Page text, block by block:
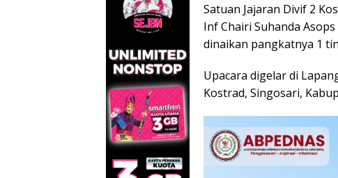
Satuan Jajaran Divif 2
Inf Chairi Suhanda
dinaikan pangkatnya 1
Upacara digelar di
Kostrad, Singosari,